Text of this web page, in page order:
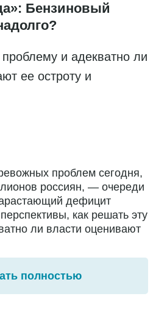
Бензиновый
и адекватно ли
ее остроту и
проблем сегодня,
россиян, — очереди
дефицит
как решать эту
ли власти оценивают
полностью